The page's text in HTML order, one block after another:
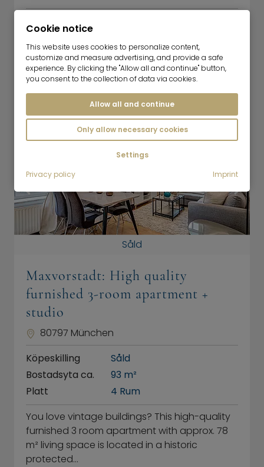
residential house, located in a play street,
which has been divided into two residential
units -…
Visa detaljer
Såld
Maxvorstadt: High quality
furnished 3-room apartment +
studio
80797 München
Köpeskilling
Såld
Bostadsyta ca.
93 m²
Platt
4 Rum
You love vintage buildings? This high-quality
furnished 3 room apartment with approx. 78
m² living space is located in a historic
protected…
Cookie notice
This website uses cookies to personalize content,
customize and measure advertising, and provide a safe
experience. By clicking the "Allow all and continue" button,
you consent to the collection of data via cookies.
Allow all and continue
Only allow necessary cookies
Settings
Privacy policy
Imprint